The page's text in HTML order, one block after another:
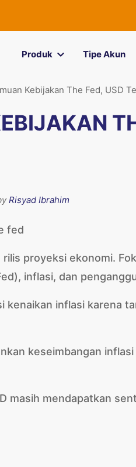
Produk Tipe Akun
Kebijakan The Fed, USD
Risyad Ibrahim
proyeksi ekonomi.
inflasi, dan
kenaikan inflasi karena
keseimbangan
masih mendapatkan